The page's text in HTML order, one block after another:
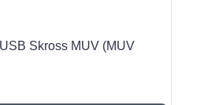
Skross MUV (MUV